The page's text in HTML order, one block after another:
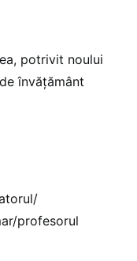
potrivit noului
învățământ
profesorul